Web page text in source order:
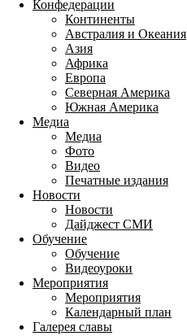
Конфедерации
Континенты
Австралия и Океания
Азия
Африка
Европа
Северная Америка
Южная Америка
Медиа
Медиа
Фото
Видео
Печатные издания
Новости
Новости
Дайджест СМИ
Обучение
Обучение
Видеоуроки
Мероприятия
Мероприятия
Календарный план
Галерея славы